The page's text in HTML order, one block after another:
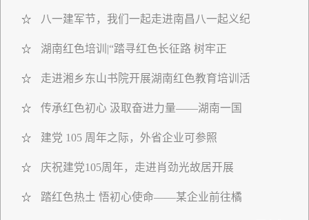
☆ 八一建军节，我们一起走进南昌八一起义纪
☆ 湖南红色培训|“踏寻红色长征路 树牢正
☆ 走进湘乡东山书院开展湖南红色教育培训活
☆ 传承红色初心 汲取奋进力量——湖南一国
☆ 建党 105 周年之际，外省企业可参照
☆ 庆祝建党105周年，走进肖劲光故居开展
☆ 踏红色热土 悟初心使命——某企业前往橘